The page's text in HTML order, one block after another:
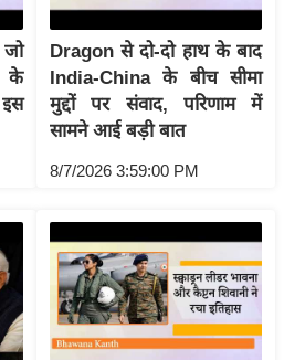
के
Dragon से दो-दो हाथ के बाद
India-China के बीच सीमा
मुद्दों पर संवाद, परिणाम में
सामने आई बड़ी बात
8/7/2026 3:59:00 PM